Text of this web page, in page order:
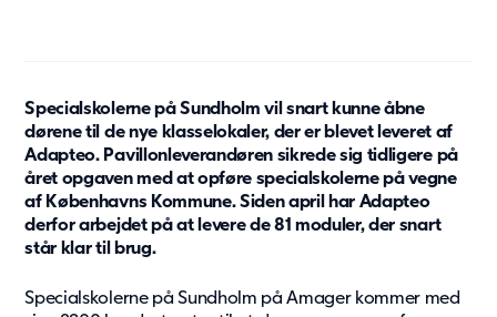
Space as a service
Adapteo Draw
Genhusning
Bæredygtighed
Rapporter og Compliance
Specialskolerne på Sundholm vil snart kunne åbne
dørene til de nye klasselokaler, der er blevet leveret af
Adapteo. Pavillonleverandøren sikrede sig tidligere på
året opgaven med at opføre specialskolerne på vegne
af Københavns Kommune. Siden april har Adapteo
derfor arbejdet på at levere de 81 moduler, der snart
står klar til brug.
Specialskolerne på Sundholm på Amager kommer med